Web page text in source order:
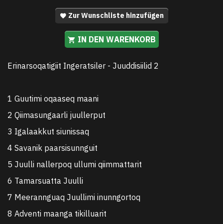
Zur Wunschliste hinzufügen
IN DEN WARENKORB
Erinarsoqatigiit Ingeratsiler - Juuddisiilid 2
1 Guutimi oqaaseq maani
2 Qiimasungaarli juullerput
3 Igalaakkut siunissaq
4 Savanik paarsisunnguit
5 Juulli nallerpoq ullumi qiimmattarit
6 Tamarsuatta Juulli
7 Meerannguaq Juullimi inunngortoq
8 Adventi maanga tikilluarit